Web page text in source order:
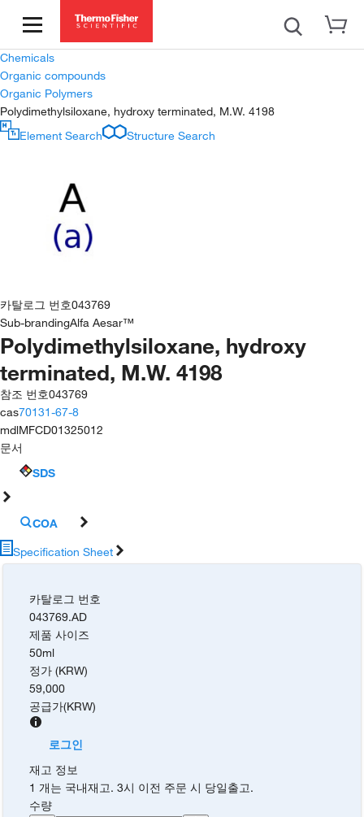
Chemicals
Organic compounds
Organic Polymers
Polydimethylsiloxane, hydroxy terminated, M.W. 4198
Element Search
Structure Search
카탈로그 번호043769
Sub-brandingAlfa Aesar™
Polydimethylsiloxane, hydroxy
terminated, M.W. 4198
참조 번호043769
cas70131-67-8
mdlMFCD01325012
문서
SDS
COA
Specification Sheet
카탈로그 번호
043769.AD
제품 사이즈
50ml
정가 (KRW)
59,000
공급가(KRW)
로그인
재고 정보
1 개는 국내재고. 3시 이전 주문 시 당일출고.
수량